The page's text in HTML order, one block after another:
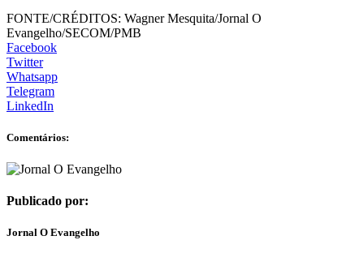
FONTE/CRÉDITOS: Wagner Mesquita/Jornal O
Evangelho/SECOM/PMB
Facebook
Twitter
Whatsapp
Telegram
LinkedIn
Comentários:
Publicado por:
Jornal O Evangelho